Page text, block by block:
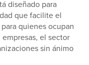
diseñado para
que facilite el
quienes ocupan
el sector
sin ánimo